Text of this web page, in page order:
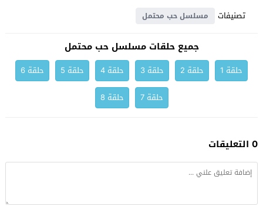
تصنيفات
مسلسل حب محتمل
جميع حلقات مسلسل حب محتمل
حلقة 1 حلقة 2 حلقة 3 حلقة 4 حلقة 5
حلقة 6
حلقة 7
حلقة 8
0 التعليقات